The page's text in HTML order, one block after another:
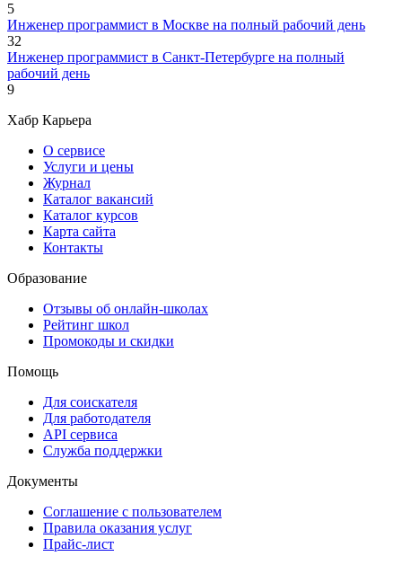
5
Инженер программист в Москве на полный рабочий день
32
Инженер программист в Санкт-Петербурге на полный
рабочий день
9
Хабр Карьера
О сервисе
Услуги и цены
Журнал
Каталог вакансий
Каталог курсов
Карта сайта
Контакты
Образование
Отзывы об онлайн-школах
Рейтинг школ
Промокоды и скидки
Помощь
Для соискателя
Для работодателя
API сервиса
Служба поддержки
Документы
Соглашение с пользователем
Правила оказания услуг
Прайс-лист